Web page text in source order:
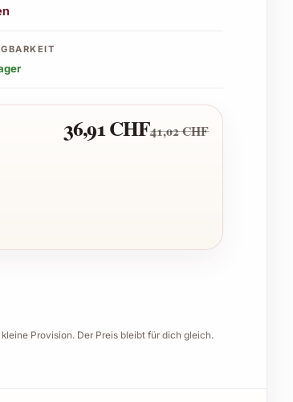
36,91 CHF41,02 CHF
Provision. Der Preis bleibt für dich gleich.